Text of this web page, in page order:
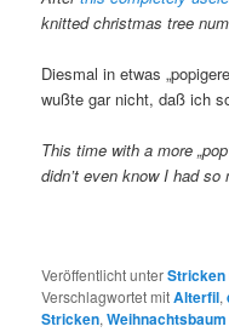
knitted christmas tree
Diesmal in etwas
wußte gar nicht, daß ich
This time with a more
didn’t even know I had
Veröffentlicht unterStricken
Verschlagwortet mitAlterfil,
Stricken,Weihnachtsbaum